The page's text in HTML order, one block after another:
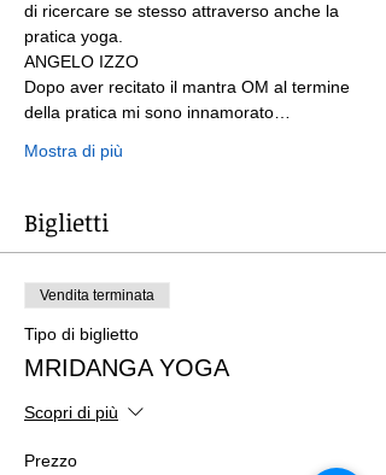
di ricercare se stesso attraverso anche la
pratica yoga.
ANGELO IZZO
Dopo aver recitato il mantra OM al termine
della pratica mi sono innamorato…
Mostra di più
Biglietti
Vendita terminata
Tipo di biglietto
MRIDANGA YOGA
Scopri di più
Prezzo